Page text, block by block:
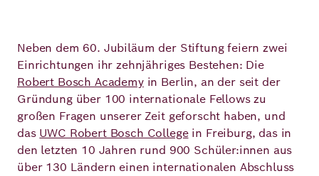
Neben dem 60. Jubiläum der Stiftung feiern zwei
Einrichtungen ihr zehnjähriges Bestehen: Die
Robert Bosch Academyin Berlin, an der seit der
Gründung über 100 internationale Fellows zu
großen Fragen unserer Zeit geforscht haben, und
das UWC Robert Bosch Collegein Freiburg, das in
den letzten 10 Jahren rund 900 Schüler:innen aus
über 130 Ländern einen internationalen Abschluss